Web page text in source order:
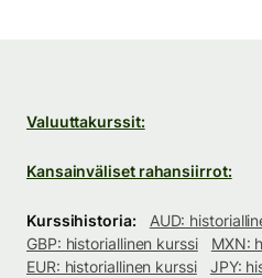
Valuuttakurssit:
Kansainväliset rahansiirrot:
Kurssihistoria:
AUD:
GBP: historiallinen kurssi
MXN:
EUR: historiallinen kurssi
JPY: